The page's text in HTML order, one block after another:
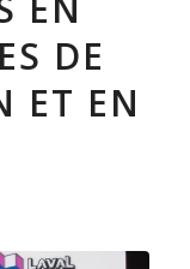
DE
ET EN